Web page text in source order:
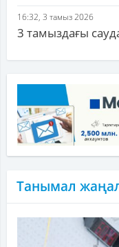
16:32, 3 тамыз 2026
3 тамыздағы
Танымал